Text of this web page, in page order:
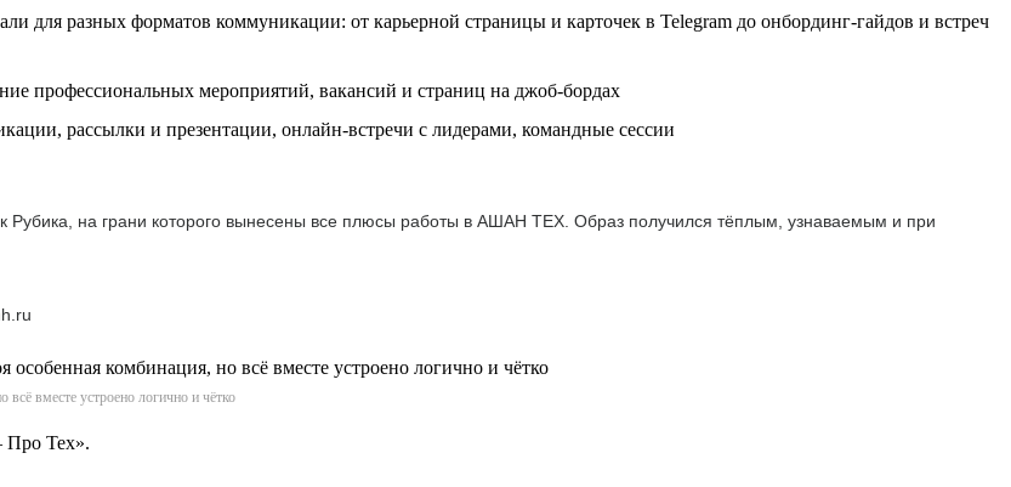
для разных форматов коммуникации: от карьерной страницы и карточек в Telegram до онбординг-гайдов и встреч
профессиональных мероприятий, вакансий и страниц на джоб-бордах
рассылки и презентации, онлайн-встречи с лидерами, командные сессии
Рубика, на грани которого вынесены все плюсы работы в АШАН ТЕХ. Образ получился тёплым, узнаваемым и при
вместе устроено логично и чётко
Про Тех».